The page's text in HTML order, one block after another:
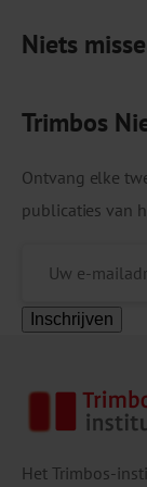
Niets
Trimbos
Ontvang elke
publicaties van
Inschrijven
Het Trimbos-